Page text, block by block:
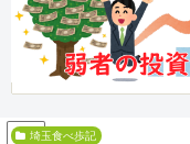
PR埼玉食べ歩記